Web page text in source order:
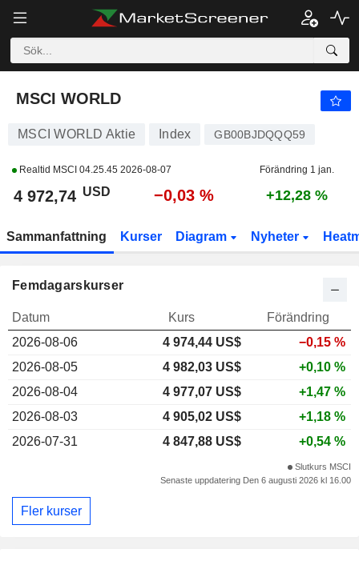
MSCI WORLD
MSCI WORLD
MSCI WORLD Aktie Index GB00BJDQQQ59
Realtid MSCI 04.25.45 2026-08-07 Förändring 1 jan.
4 972,74 USD −0,03 % +12,28 %
Sammanfattning Kurser Diagram Nyheter
Femdagarskurser
Datum Kurs
Förändring
2026-08-06
4 974,44 US$
−0,15 %
2026-08-05
4 982,03 US$
+0,10 %
2026-08-04
4 977,07 US$
+1,47 %
2026-08-03
4 905,02 US$
+1,18 %
2026-07-31
4 847,88 US$ +0,54 %
Slutkurs MSCI
Senaste uppdatering Den 6 augusti 2026 kl 16.00
Fler kurser